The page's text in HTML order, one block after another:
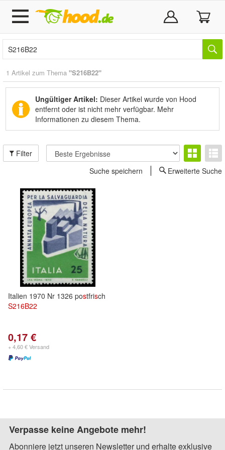
1 Artikel zum Thema "S216B22"
Ungültiger Artikel: Dieser Artikel wurde von Hood
entfernt oder ist nicht mehr verfügbar. Mehr
Informationen zu diesem Thema.
Filter
Suche speichern
Erweiterte Suche
Italien 1970 Nr 1326 postfrisch
S216B22
0,17 €
+ 4,60 € Versand
Verpasse keine Angebote mehr!
Abonniere jetzt unseren Newsletter und erhalte exklusive